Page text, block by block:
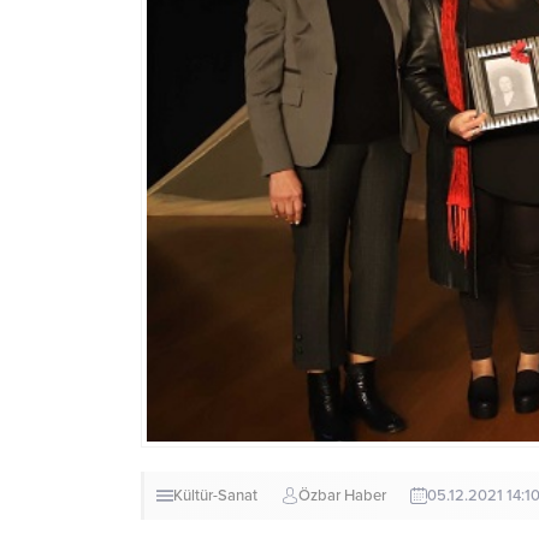
Kültür-Sanat Özbar Haber 05.12.2021 14:10